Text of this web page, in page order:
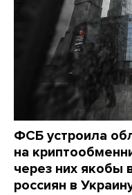
ФСБ устроила
на
через них якобы
россиян в